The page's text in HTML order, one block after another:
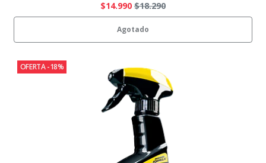
$14.990 $18.290
Agotado
OFERTA -18%